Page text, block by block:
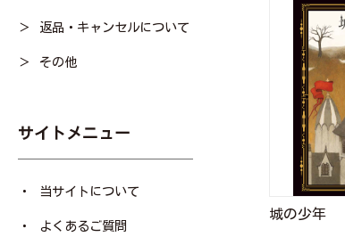
返品・キャンセルについて
その他
サイトメニュー
当サイトについて
よくあるご質問
城の少年